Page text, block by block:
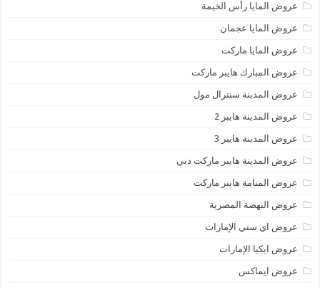
عروض المايا رأس الخيمة
عروض المايا عجمان
عروض المايا ماركت
عروض المبارك هايبر ماركت
عروض المدينة سنترال مول
عروض المدينة هايبر 2
عروض المدينة هايبر 3
عروض المدينة هايبر ماركت دبي
عروض المنامة هايبر ماركت
عروض النهضة المصرية
عروض اي ستي الإمارات
عروض ايكيا الإمارات
عروض ايماكس